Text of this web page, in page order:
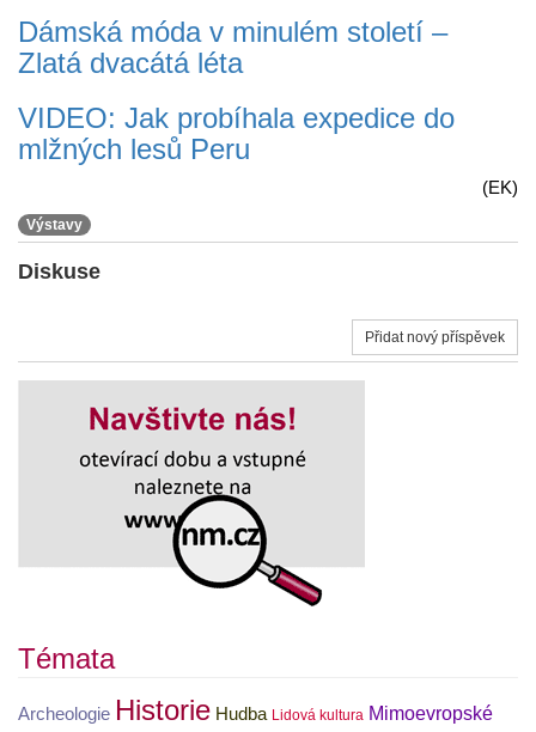
Dámská móda v minulém století –
Zlatá dvacátá léta
VIDEO: Jak probíhala expedice do
mlžných lesů Peru
(EK)
Výstavy
Diskuse
Přidat nový příspěvek
Témata
Archeologie Historie Hudba Lidová kultura Mimoevropské